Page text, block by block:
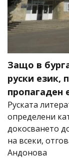
Защо в
руски език,
пропагаден
Руската
определени
докосването
на всеки,
Андонова